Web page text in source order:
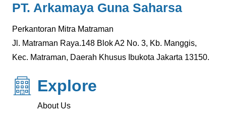
PT. Arkamaya Guna Saharsa
Perkantoran Mitra Matraman
Jl. Matraman Raya.148 Blok A2 No. 3, Kb. Manggis,
Kec. Matraman, Daerah Khusus Ibukota Jakarta 13150.
Explore
About Us